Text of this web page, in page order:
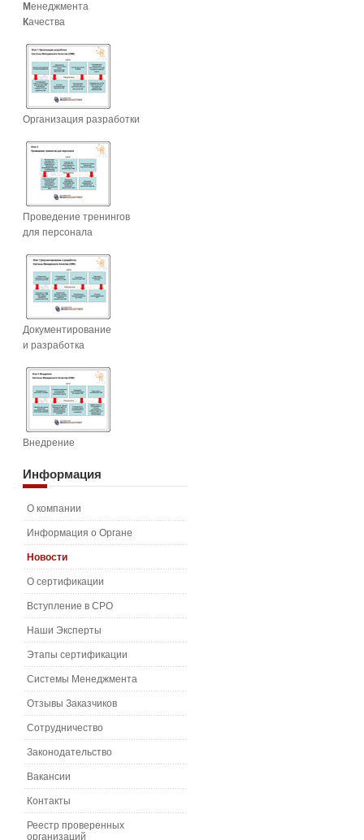
Менеджмента
Качества
Организация разработки
Проведение тренингов
для персонала
Документирование
и разработка
Внедрение
Информация
О компании
Информация о Органе
Новости
О сертификации
Вступление в СРО
Наши Эксперты
Этапы сертификации
Системы Менеджмента
Отзывы Заказчиков
Сотрудничество
Законодательство
Вакансии
Контакты
Реестр проверенных
организаций